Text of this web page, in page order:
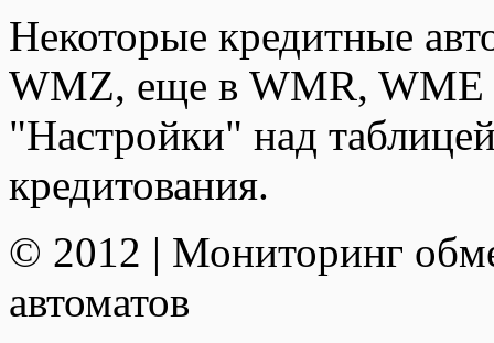
Некоторые кредитные
WMZ, еще в WMR,
"Настройки" над
кредитования.
© 2012 | Мониторинг
автоматов